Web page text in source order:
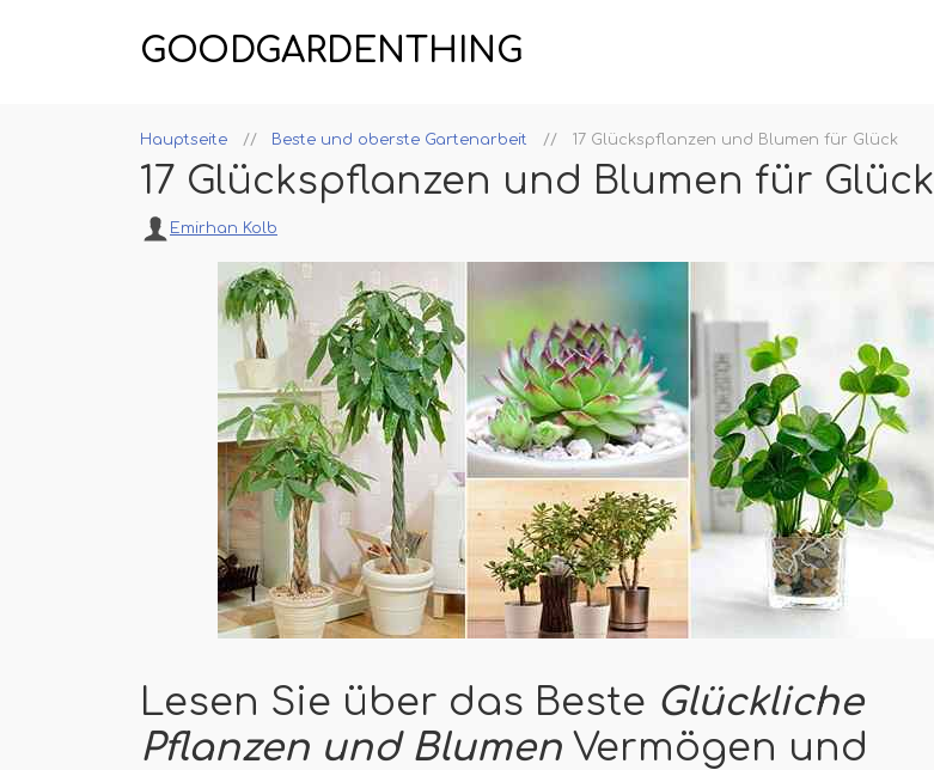
GOODGARDENTHING
Hauptseite Beste und oberste Gartenarbeit 17 Glückspflanzen und Blumen für Glück
17 Glückspflanzen und Blumen für Glück
Emirhan Kolb
Lesen Sie über das Beste Glückliche
Pflanzen und Blumen Vermögen und